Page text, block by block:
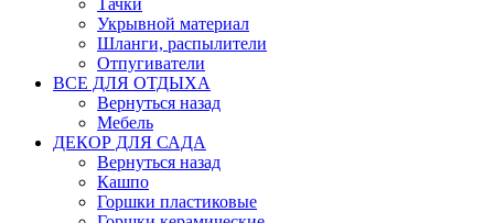
Укрывной материал
Шланги, распылители
Отпугиватели
ВСЕ ДЛЯ ОТДЫХА
Вернуться назад
Мебель
ДЕКОР ДЛЯ САДА
Вернуться назад
Кашпо
Горшки пластиковые